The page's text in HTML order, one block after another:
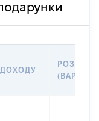
РОЗМІР